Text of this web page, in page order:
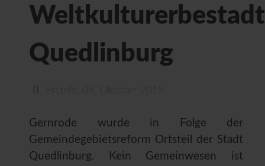
Weltkulturerbestadt
Quedlinburg
Gernrode wurde in Folge der
Gemeindegebietsreform Ortsteil der Stadt
Quedlinburg. Kein Gemeinwesen ist